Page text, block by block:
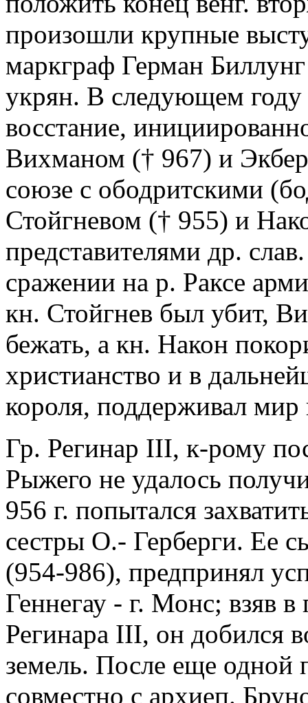
произошли крупные
маркграф Герман
укрян. В следующем году
восстание,
Вихманом († 967) и
союзе с ободритскими
Стойгневом († 955) и
представителями др.
сражении на р. Раксе
кн. Стойгнев был убит,
бежать, а кн. Након
христианство и в
короля, поддерживал мир
Гр. Регинар III, к-рому
Рыжего не удалось
956 г. попытался
сестры О.- Герберги. Ее
(954-986), предпринял
Геннегау - г. Монс; взяв
Регинара III, он добился
земель. После еще одной
совместно с архиеп.